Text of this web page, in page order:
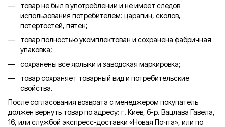
товар не был в употреблении и не имеет следов
использования потребителем: царапин, сколов,
потертостей, пятен;
товар полностью укомплектован и сохранена фабричная
упаковка;
сохранены все ярлыки и заводская маркировка;
товар сохраняет товарный вид и потребительские
свойства.
После согласования возврата с менеджером покупатель
должен вернуть товар по адресу: г. Киев, б-р. Вацлава Гавела,
16, или службой экспресс-доставки «Новая Почта», или по